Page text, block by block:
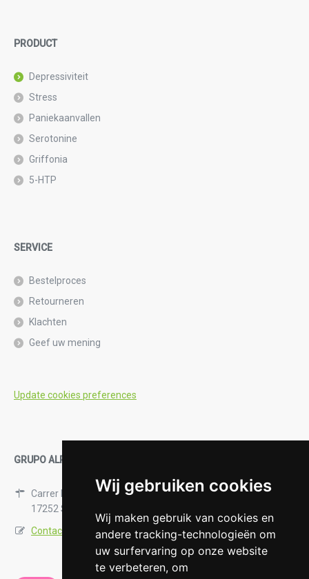
Wij gebruiken cookies
Wij maken gebruik van cookies en
andere tracking-technologieën om
uw surfervaring op onze website
te verbeteren, om
PRODUCT
Depressiviteit
Stress
Paniekaanvallen
Serotonine
Griffonia
5-HTP
SERVICE
Bestelproces
Retourneren
Klachten
Geef uw mening
Update cookies preferences
GRUPO ALPHA14, S.L.
Carrer Mestra Numància 12-1
17252 Sant Antonio de Calonge, Spain
Contactformulier